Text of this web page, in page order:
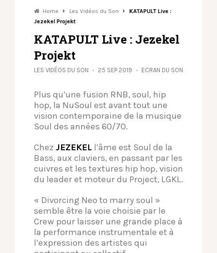
Home Les Vidéos du Son
KATAPULT Live :
Jezekel Projekt
KATAPULT Live : Jezekel
Projekt
LES VIDÉOS DU SON 25 SEP 2019 ECRAN DU SON
Plus qu’une fusion RNB, soul, hip
hop, la NuSoul est avant tout une
vision contemporaine de la musique
Soul des années 60/70.
Chez JEZEKEL l’âme est Soul de la
Bass, aux claviers, en passant par les
cuivres et les textures hip hop, vision
du leader et moteur du Project, LGKL.
« Divorcing Neo to marry soul »
semble être la voie choisie par le
Crew pour laisser une grande place à
la performance instrumentale et à
l’expression des artistes qui